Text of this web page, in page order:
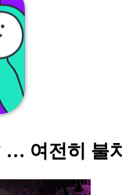
… 여전히 불